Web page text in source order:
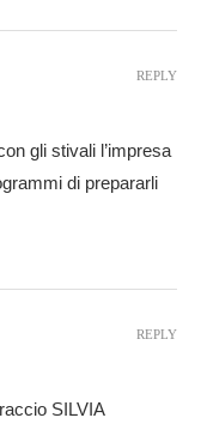
gli stivali l’impresa
di prepararli
REPLY
SILVIA
REPLY